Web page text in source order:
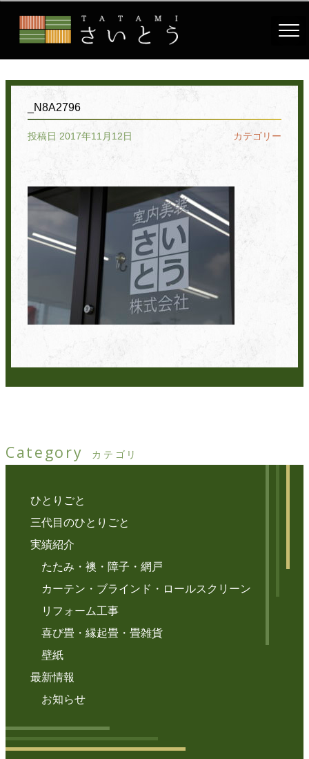
_N8A2796
投稿日 2017年11月12日 カテゴリー
Category カテゴリ
ひとりごと
三代目のひとりごと
実績紹介
たたみ・襖・障子・網戸
カーテン・ブラインド・ロールスクリーン
リフォーム工事
喜び畳・縁起畳・畳雑貨
壁紙
最新情報
お知らせ